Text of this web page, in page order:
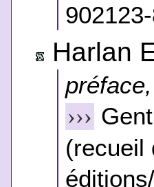
Harlan
›››
(recueil